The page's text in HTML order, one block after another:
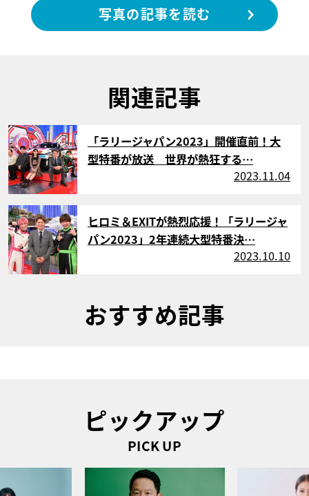
写真の記事を読む
関連記事
サムネイル
「ラリージャパン2023」開催直前！大
型特番が放送 世界が熱狂する…
2023.11.04
サムネイル
ヒロミ＆EXITが熱烈応援！「ラリージャ
パン2023」2年連続大型特番決…
2023.10.10
おすすめ記事
ピックアップ
PICK UP